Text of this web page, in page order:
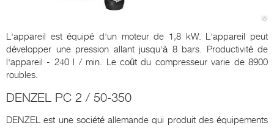
L'appareil est équipé d'un moteur de 1,8 kW. L'appareil peut
développer une pression allant jusqu'à 8 bars. Productivité de
l'appareil - 240 l / min. Le coût du compresseur varie de 8900
roubles.
DENZEL PC 2 / 50-350
DENZEL est une société allemande qui produit des équipements